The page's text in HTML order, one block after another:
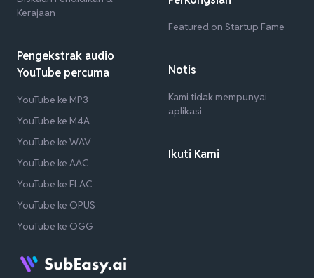
Kerajaan
Pengekstrak audio
YouTube percuma
YouTube ke MP3
YouTube ke M4A
YouTube ke WAV
YouTube ke AAC
YouTube ke FLAC
YouTube ke OPUS
YouTube ke OGG
Featured on Startup Fame
Notis
Kami tidak mempunyai
aplikasi
Ikuti Kami